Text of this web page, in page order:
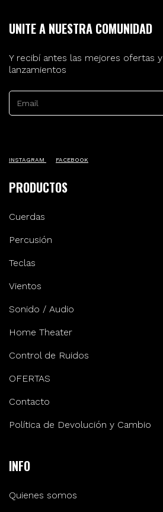
UNITE A NUESTRA COMUNIDAD
Y recibí antes las mejores ofertas y
lanzamientos
INSTAGRAM FACEBOOK
PRODUCTOS
Cuerdas
Percusión
Teclas
Vientos
Sonido / Audio
Home Theater
Control de Ruidos
OFERTAS
Contacto
Política de Devolución y Cambio
INFO
Quienes somos